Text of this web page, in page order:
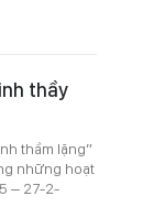
thầy
thầm lặng”
những hoạt
– 27-2-